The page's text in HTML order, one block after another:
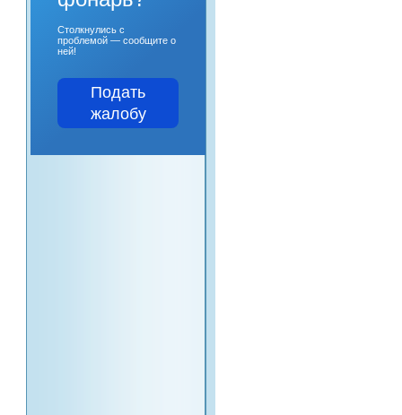
Столкнулись с
проблемой — сообщите о
ней!
Подать
жалобу